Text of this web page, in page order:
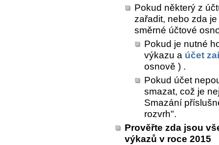
Pokud některý z
zařadit, nebo zda
směrné účtové
Pokud je nutné
výkazu a účet
osnově ) .
Pokud účet
smazat, což je
Smazání
rozvrh".
Prověřte zda jsou
výkazů v roce 2015